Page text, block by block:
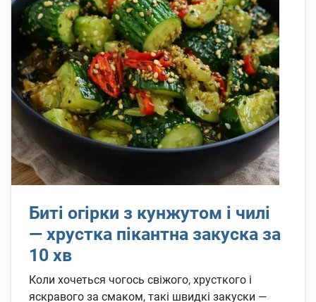
Биті огірки з кунжутом і чилі
— хрустка пікантна закуска за
10 хв
Коли хочеться чогось свіжого, хрусткого і
яскравого за смаком, такі швидкі закуски —